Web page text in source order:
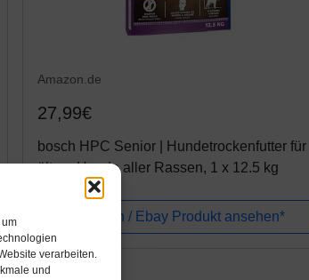
verarbeiten.
und
Amazon.de
27,99€
bosch HPC Senior | Hundetrockenfutter für
ältere Hunde aller Rassen, 1 x 12.5 kg
Amazon / Ebay Produkt ansehen*